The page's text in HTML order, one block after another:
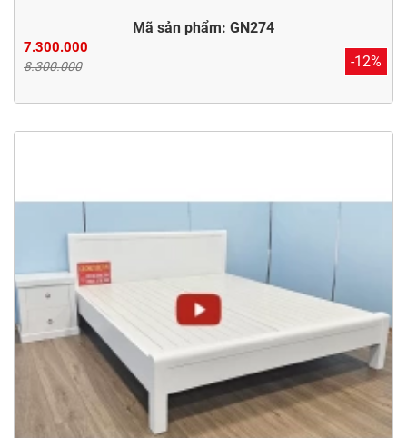
Mã sản phẩm: GN274
7.300.000
8.300.000 -12%